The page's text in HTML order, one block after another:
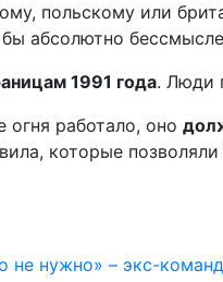
польскому или
абсолютно
1991 года. Люди
работало, оно
которые
не нужно» – экс-